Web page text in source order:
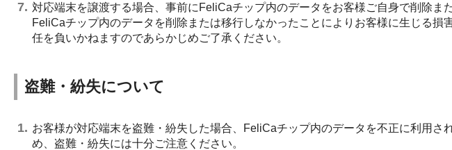
対応端末を譲渡する場合、事前にFeliCaチップ内のデータをお客様ご自身で削除ま
FeliCaチップ内のデータを削除または移行しなかったことによりお客様に生じる損
任を負いかねますのであらかじめご了承ください。
盗難・紛失について
お客様が対応端末を盗難・紛失した場合、FeliCaチップ内のデータを不正に利用さ
め、盗難・紛失には十分ご注意ください。